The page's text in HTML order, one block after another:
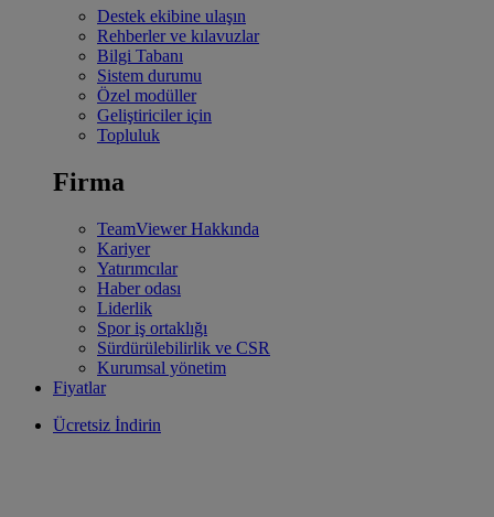
Destek ekibine ulaşın
Rehberler ve kılavuzlar
Bilgi Tabanı
Sistem durumu
Özel modüller
Geliştiriciler için
Topluluk
Firma
TeamViewer Hakkında
Kariyer
Yatırımcılar
Haber odası
Liderlik
Spor iş ortaklığı
Sürdürülebilirlik ve CSR
Kurumsal yönetim
Fiyatlar
Ücretsiz İndirin